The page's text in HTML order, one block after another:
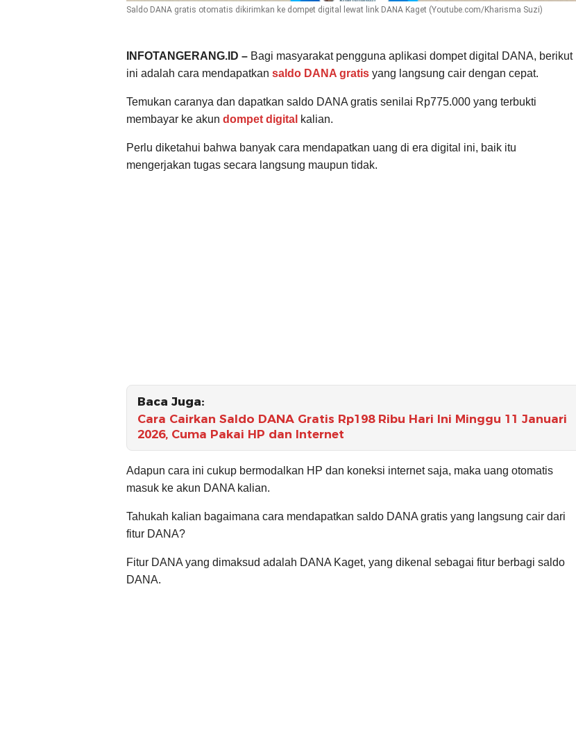
Saldo DANA gratis otomatis dikirimkan ke dompet digital lewat link DANA Kaget (Youtube.com/Kharisma Suzi)
INFOTANGERANG.ID – Bagi masyarakat pengguna aplikasi dompet digital DANA, berikut
ini adalah cara mendapatkan saldo DANA gratis yang langsung cair dengan cepat.
Temukan caranya dan dapatkan saldo DANA gratis senilai Rp775.000 yang terbukti
membayar ke akun dompet digital kalian.
Perlu diketahui bahwa banyak cara mendapatkan uang di era digital ini, baik itu
mengerjakan tugas secara langsung maupun tidak.
Baca Juga:
Cara Cairkan Saldo DANA Gratis Rp198 Ribu Hari Ini Minggu 11 Januari
2026, Cuma Pakai HP dan Internet
Adapun cara ini cukup bermodalkan HP dan koneksi internet saja, maka uang otomatis
masuk ke akun DANA kalian.
Tahukah kalian bagaimana cara mendapatkan saldo DANA gratis yang langsung cair dari
fitur DANA?
Fitur DANA yang dimaksud adalah DANA Kaget, yang dikenal sebagai fitur berbagi saldo
DANA.